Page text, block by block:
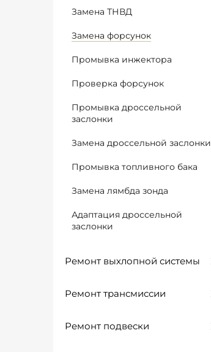
Замена ТНВД
Замена форсунок
Промывка инжектора
Проверка форсунок
Промывка дроссельной
заслонки
Замена дроссельной заслонки
Промывка топливного бака
Замена лямбда зонда
Адаптация дроссельной
заслонки
Ремонт выхлопной системы
Ремонт трансмиссии
Ремонт подвески